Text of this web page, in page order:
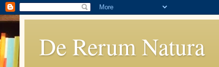
De Rerum Natura